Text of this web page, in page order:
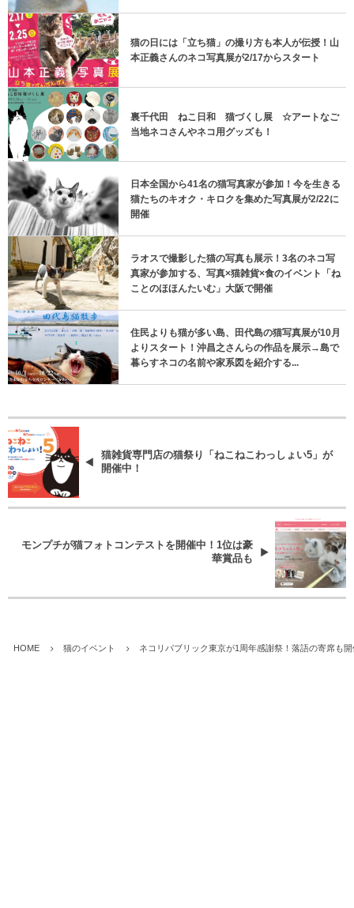
猫の日には「立ち猫」の撮り方も本人が伝授！山
本正義さんのネコ写真展が2/17からスタート
裏千代田 ねこ日和 猫づくし展 ☆アートなご
当地ネコさんやネコ用グッズも！
日本全国から41名の猫写真家が参加！今を生きる
猫たちのキオク・キロクを集めた写真展が2/22に
開催
ラオスで撮影した猫の写真も展示！3名のネコ写
真家が参加する、写真×猫雑貨×食のイベント「ね
ことのほほんたいむ」大阪で開催
住民よりも猫が多い島、田代島の猫写真展が10月
よりスタート！沖昌之さんらの作品を展示→島で
暮らすネコの名前や家系図を紹介する...
猫雑貨専門店の猫祭り「ねこねこわっしょい5」が
開催中！
モンプチが猫フォトコンテストを開催中！1位は豪
華賞品も
HOME 猫のイベント ネコリパブリック東京が1周年感謝祭！落語の寄席も開